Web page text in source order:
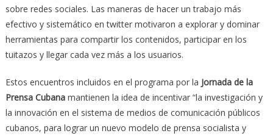
sobre redes sociales. Las maneras de hacer un trabajo más
efectivo y sistemático en twitter motivaron a explorar y dominar
herramientas para compartir los contenidos, participar en los
tuitazos y llegar cada vez más a los usuarios.
Estos encuentros incluidos en el programa por la Jornada de la
Prensa Cubanamantienen la idea de incentivar “la investigación y
la innovación en el sistema de medios de comunicación públicos
cubanos, para lograr un nuevo modelo de prensa socialista y